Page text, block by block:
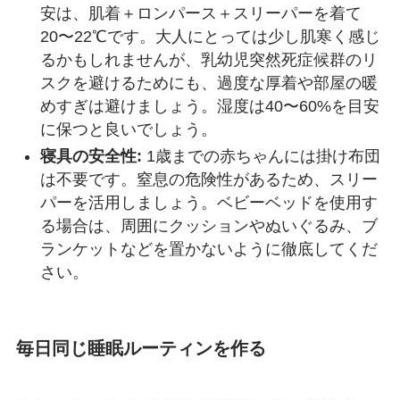
安は、肌着＋ロンパース＋スリーパーを着て
20〜22℃です。大人にとっては少し肌寒く感じ
るかもしれませんが、乳幼児突然死症候群のリ
スクを避けるためにも、過度な厚着や部屋の暖
めすぎは避けましょう。湿度は40〜60%を目安
に保つと良いでしょう。
寝具の安全性: 1歳までの赤ちゃんには掛け布団
は不要です。窒息の危険性があるため、スリー
パーを活用しましょう。ベビーベッドを使用す
る場合は、周囲にクッションやぬいぐるみ、ブ
ランケットなどを置かないように徹底してくだ
さい。
毎日同じ睡眠ルーティンを作る